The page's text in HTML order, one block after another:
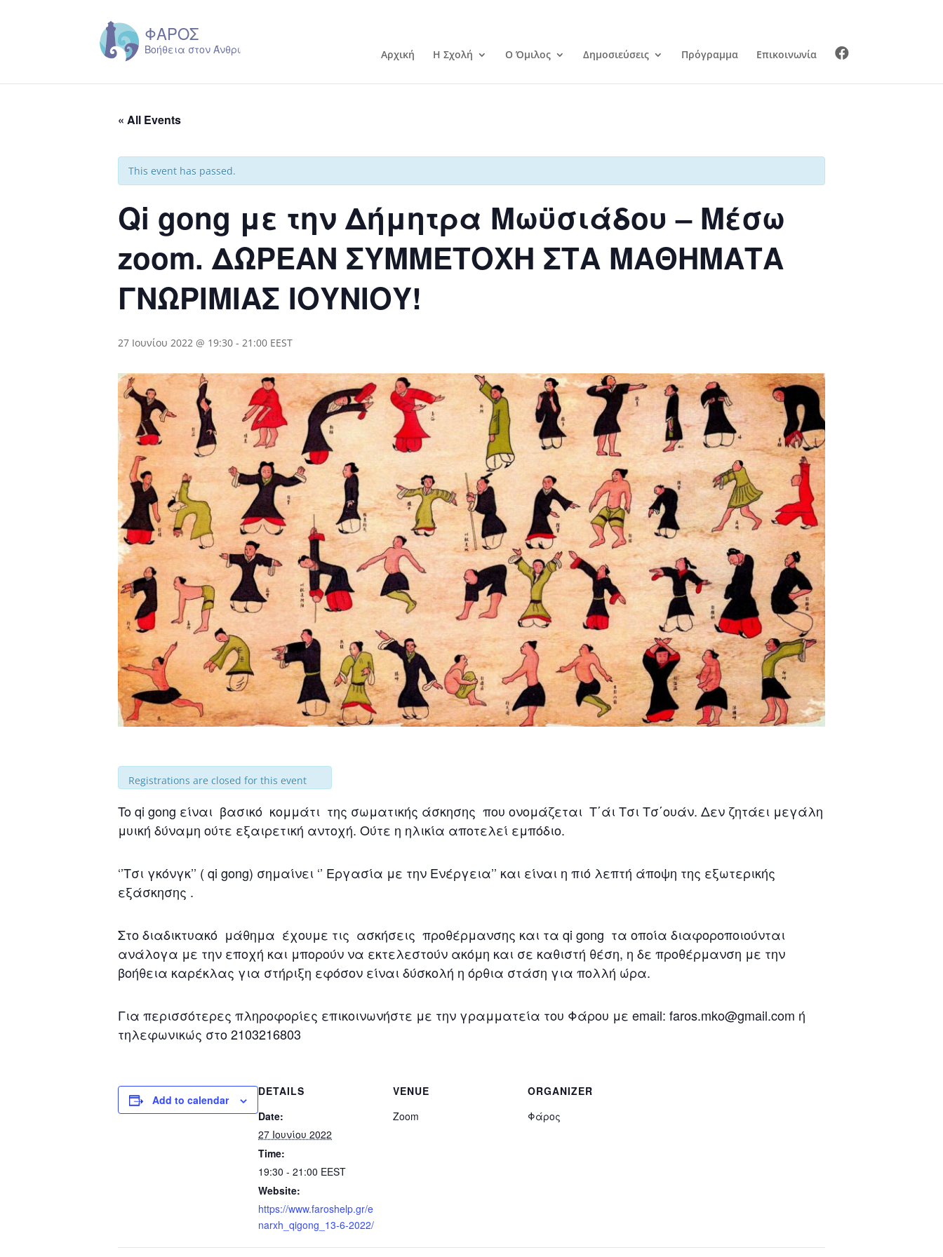
Αρχική Η Σχολή Ο Όμιλος Δημοσιεύσεις Πρόγραμμα Επικοινωνία
« All Events
This event has passed.
Qi gong με την Δήμητρα Μωϋσιάδου – Μέσω
zoom. ΔΩΡΕΑΝ ΣΥΜΜΕΤΟΧΗ ΣΤΑ ΜΑΘΗΜΑΤΑ
ΓΝΩΡΙΜΙΑΣ ΙΟΥΝΙΟΥ!
27 Ιουνίου 2022 @ 19:30 - 21:00 EEST
Registrations are closed for this event
To qi gong είναι βασικό κομμάτι της σωματικής άσκησης που ονομάζεται Τ΄άι Τσι Τσ΄ουάν. Δεν ζητάει μεγάλη
μυική δύναμη ούτε εξαιρετική αντοχή. Ούτε η ηλικία αποτελεί εμπόδιο.
‘’Τσι γκόνγκ’’ ( qi gong) σημαίνει ‘’ Εργασία με την Ενέργεια’’ και είναι η πιό λεπτή άποψη της εξωτερικής
εξάσκησης .
Στο διαδικτυακό μάθημα έχουμε τις ασκήσεις προθέρμανσης και τα qi gong τα οποία διαφοροποιούνται
ανάλογα με την εποχή και μπορούν να εκτελεστούν ακόμη και σε καθιστή θέση, η δε προθέρμανση με την
βοήθεια καρέκλας για στήριξη εφόσον είναι δύσκολή η όρθια στάση για πολλή ώρα.
Για περισσότερες πληροφορίες επικοινωνήστε με την γραμματεία του Φάρου με email: faros.mko@gmail.com ή
τηλεφωνικώς στο 2103216803
Add to calendar
DETAILS
Date:
27 Ιουνίου 2022
Time:
19:30 - 21:00 EEST
Website:
https://www.faroshelp.gr/e
narxh_qigong_13-6-2022/
VENUE
Zoom
ORGANIZER
Φάρος